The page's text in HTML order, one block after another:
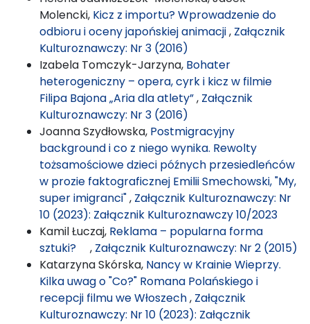
Molencki, Kicz z importu? Wprowadzenie do
odbioru i oceny japońskiej animacji, Załącznik
Kulturoznawczy: Nr 3 (2016)
Izabela Tomczyk-Jarzyna, Bohater
heterogeniczny – opera, cyrk i kicz w filmie
Filipa Bajona „Aria dla atlety”, Załącznik
Kulturoznawczy: Nr 3 (2016)
Joanna Szydłowska, Postmigracyjny
background i co z niego wynika. Rewolty
tożsamościowe dzieci późnych przesiedleńców
w prozie faktograficznej Emilii Smechowski, "My,
super imigranci", Załącznik Kulturoznawczy: Nr
10 (2023): Załącznik Kulturoznawczy 10/2023
Kamil Łuczaj, Reklama – popularna forma
sztuki? , Załącznik Kulturoznawczy: Nr 2 (2015)
Katarzyna Skórska, Nancy w Krainie Wieprzy.
Kilka uwag o "Co?" Romana Polańskiego i
recepcji filmu we Włoszech, Załącznik
Kulturoznawczy: Nr 10 (2023): Załącznik